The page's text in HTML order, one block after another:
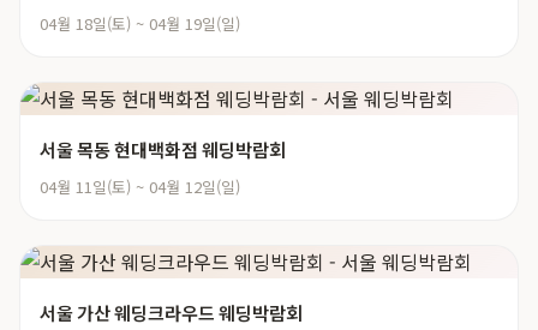
04월 18일(토) ~ 04월 19일(일)
서울 목동 현대백화점 웨딩박람회
04월 11일(토) ~ 04월 12일(일)
서울 가산 웨딩크라우드 웨딩박람회